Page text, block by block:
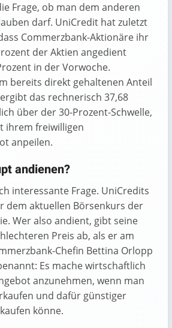
Frage, ob man dem anderen
darf. UniCredit hat zuletzt
Commerzbank-Aktionäre ihr
der Aktien angedient
in der Vorwoche.
bereits direkt gehaltenen Anteil
das rechnerisch 37,68
über der 30-Prozent-Schwelle,
ihrem freiwilligen
anpeilen.
andienen?
interessante Frage. UniCredits
dem aktuellen Börsenkurs der
Wer also andient, gibt seine
Preis ab, als er am
Chefin Bettina Orlopp
Es mache wirtschaftlich
anzunehmen, wenn man
und dafür günstiger
könne.